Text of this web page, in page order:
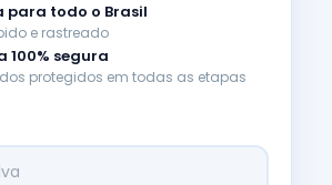
para todo o Brasil
e rastreado
100% segura
protegidos em todas as etapas